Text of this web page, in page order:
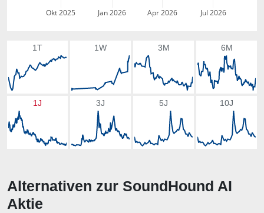
Okt 2025 Jan 2026 Apr 2026 Jul 2026
1T 1W 3M 6M
1J 3J 5J 10J
Alternativen zur SoundHound AI
Aktie